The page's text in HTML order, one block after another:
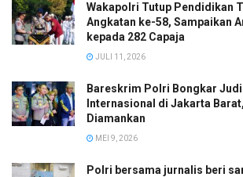
Wakapolri Tutup Pendidikan
Angkatan ke-58, Sampaikan
kepada 282 Capaja
JULI 11, 2026
Bareskrim Polri Bongkar
Internasional di Jakarta
Diamankan
MEI 9, 2026
Polri bersama jurnalis beri